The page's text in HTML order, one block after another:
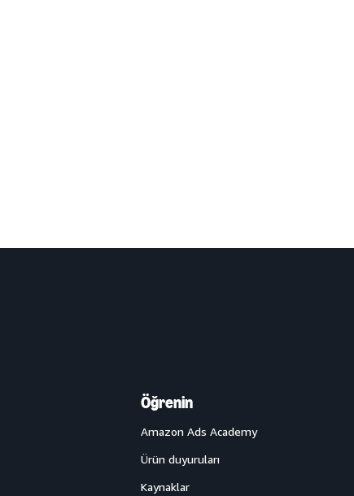
Öğrenin
Amazon Ads Academy
Ürün duyuruları
Kaynaklar